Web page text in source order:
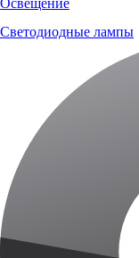
Светодиодные лампы